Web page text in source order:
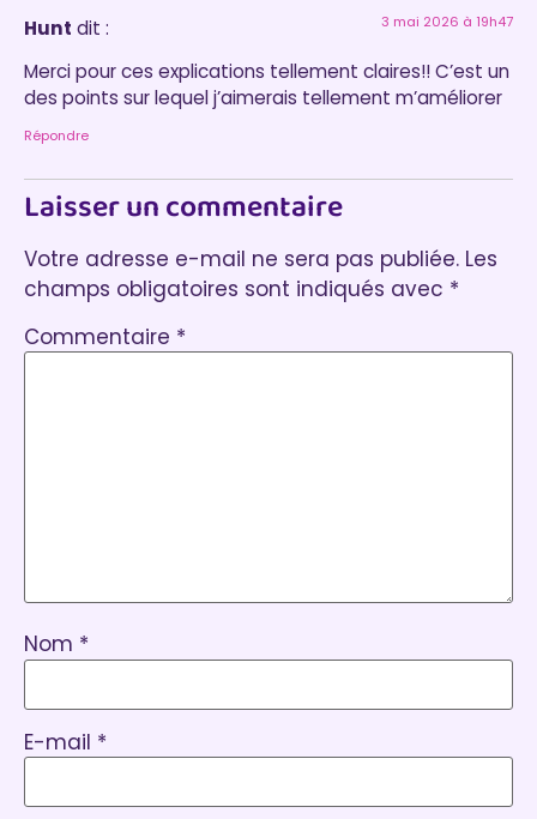
Hunt dit : 3 mai 2026 à 19h47
Merci pour ces explications tellement claires!! C’est un
des points sur lequel j’aimerais tellement m’améliorer
Répondre
Laisser un commentaire
Votre adresse e-mail ne sera pas publiée. Les
champs obligatoires sont indiqués avec *
Commentaire *
Nom *
E-mail *